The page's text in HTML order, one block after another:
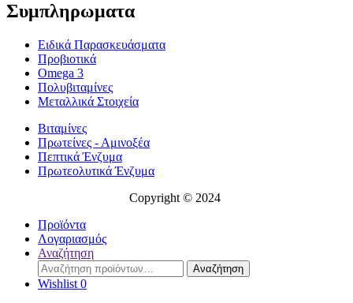
Συμπληρωματα
Ειδικά Παρασκευάσματα
Προβιοτικά
Omega 3
Πολυβιταμίνες
Μεταλλικά Στοιχεία
Βιταμίνες
Πρωτείνες - Αμινοξέα
Πεπτικά Ένζυμα
Πρωτεολυτικά Ένζυμα
Copyright © 2024
Προϊόντα
Λογαριασμός
Αναζήτηση
Αναζήτηση
για:
Αναζήτηση
Wishlist 0